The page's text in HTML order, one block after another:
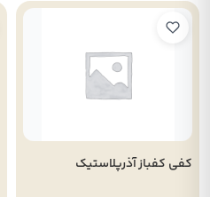
کفی کفباز آذرپلاستیک